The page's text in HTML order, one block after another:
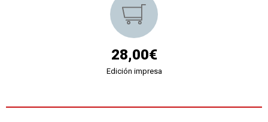
28,00€
Edición impresa